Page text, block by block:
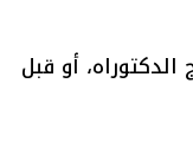
أو قبل